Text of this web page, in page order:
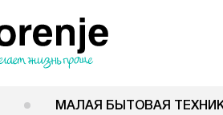
МАЛАЯ БЫТОВАЯ